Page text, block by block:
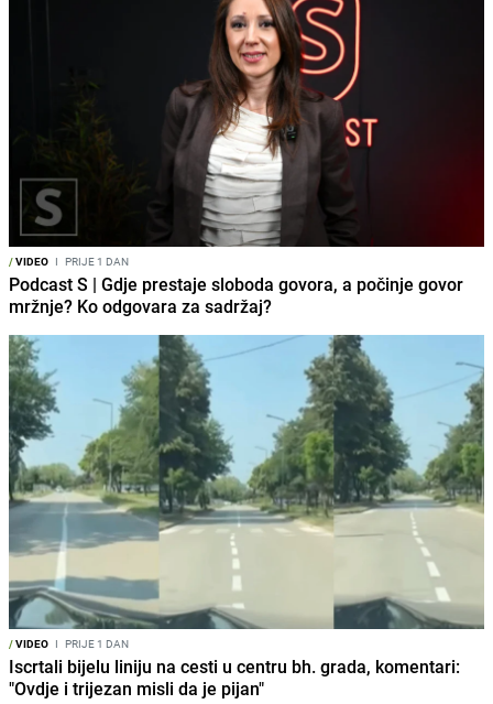
/VIDEO I PRIJE 1 DAN
Podcast S | Gdje prestaje sloboda govora, a počinje govor
mržnje? Ko odgovara za sadržaj?
/VIDEO I PRIJE 1 DAN
Iscrtali bijelu liniju na cesti u centru bh. grada, komentari:
"Ovdje i trijezan misli da je pijan"